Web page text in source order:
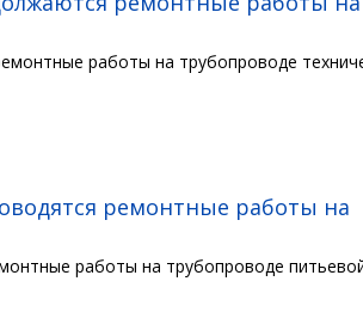
работы на трубопроводе
ремонтные работы на
работы на трубопроводе